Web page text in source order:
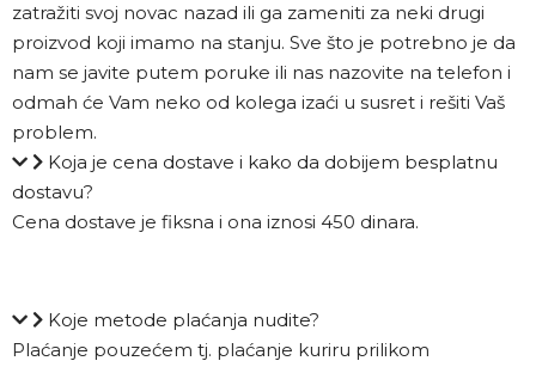
zatražiti svoj novac nazad ili ga zameniti za neki drugi
proizvod koji imamo na stanju. Sve što je potrebno je da
nam se javite putem poruke ili nas nazovite na telefon i
odmah će Vam neko od kolega izaći u susret i rešiti Vaš
problem.
Koja je cena dostave i kako da dobijem besplatnu
dostavu?
Cena dostave je fiksna i ona iznosi 450 dinara.
Koje metode plaćanja nudite?
Plaćanje pouzećem tj. plaćanje kuriru prilikom